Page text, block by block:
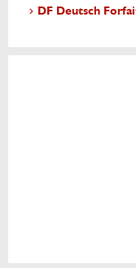
DF Deutsch